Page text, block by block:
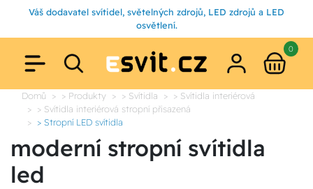
Váš dodavatel svítidel, světelných zdrojů, LED zdrojů a LED
osvětlení.
0
Domů > Produkty > Svítidla
> Svítidla interiérová
> Svítidla interiérová stropní přisazená
> Stropní LED svítidla
moderní stropní svítidla
led